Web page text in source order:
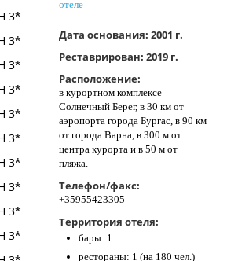
отеле
Дата основания: 2001 г.
Реставрирован: 2019 г.
Расположение:
в курортном комплексе
Солнечный Берег, в 30 км от
аэропорта города Бургас, в 90 км
от города Варна, в 300 м от
центра курорта и в 50 м от
пляжа.
Телефон/факс:
+35955423305
Территория отеля:
бары: 1
рестораны: 1 (на 180 чел.)